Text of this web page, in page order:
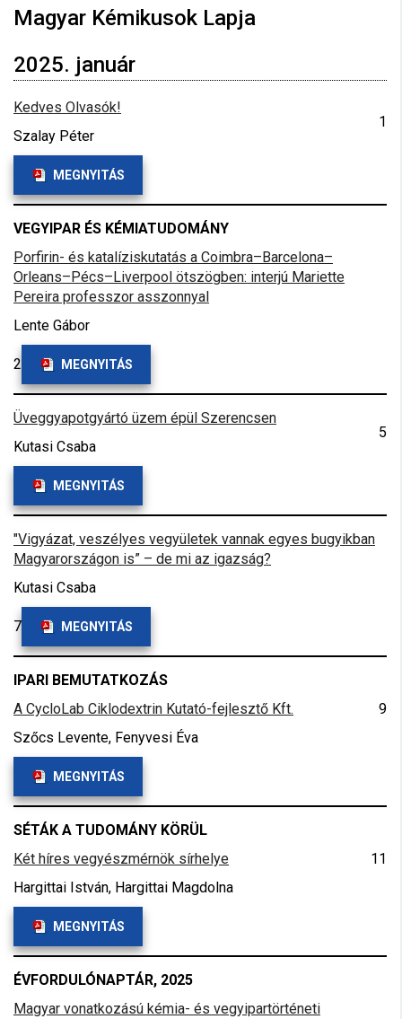
Magyar Kémikusok Lapja
2025. január
Kedves Olvasók!
Szalay Péter
1
MEGNYITÁS
VEGYIPAR ÉS KÉMIATUDOMÁNY
Porfirin- és katalíziskutatás a Coimbra–Barcelona–
Orleans–Pécs–Liverpool ötszögben: interjú Mariette
Pereira professzor asszonnyal
Lente Gábor
2 MEGNYITÁS
Üveggyapotgyártó üzem épül Szerencsen
Kutasi Csaba
5
MEGNYITÁS
"Vigyázat, veszélyes vegyületek vannak egyes bugyikban
Magyarországon is” – de mi az igazság?
Kutasi Csaba
7 MEGNYITÁS
IPARI BEMUTATKOZÁS
A CycloLab Ciklodextrin Kutató-fejlesztő Kft.
Szőcs Levente, Fenyvesi Éva
9
MEGNYITÁS
SÉTÁK A TUDOMÁNY KÖRÜL
Két híres vegyészmérnök sírhelye
Hargittai István, Hargittai Magdolna
11
MEGNYITÁS
ÉVFORDULÓNAPTÁR, 2025
Magyar vonatkozású kémia- és vegyipartörténeti